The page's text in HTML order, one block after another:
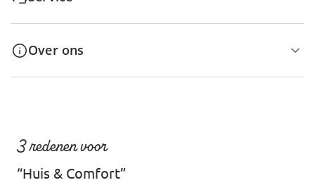
Over ons
3 redenen voor
“Huis & Comfort”